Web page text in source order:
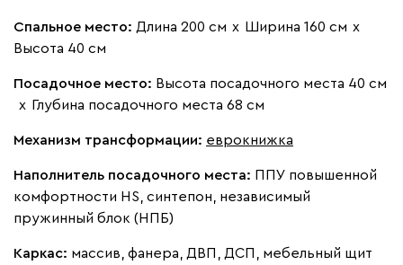
Геста
Бежевый Изумруд Марсала Молочный Мята
Мола
Спальное место: Длина 200 см х Ширина 160 см х
Высота 40 см
Посадочное место: Высота посадочного места 40 см
х Глубина посадочного места 68 см
Механизм трансформации: еврокнижка
Наполнитель посадочного места: ППУ повышенной
комфортности HS, синтепон, независимый
пружинный блок (НПБ)
Каркас: массив, фанера, ДВП, ДСП, мебельный щит